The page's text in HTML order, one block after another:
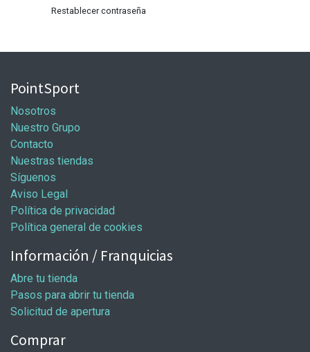
Restablecer contraseña
PointSport
Nosotros
Nuestro Grupo
Contacto
Nuestras tiendas
Síguenos
Aviso Legal
Política de privacidad
Política general de cookies
Información / Franquicias
Abre tu tienda
Pasos para abrir tu tienda
Solicitud de apertura
Comprar